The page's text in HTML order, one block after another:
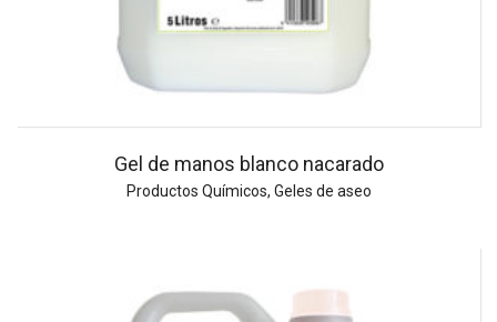
Gel de manos blanco nacarado
Productos Químicos, Geles de aseo